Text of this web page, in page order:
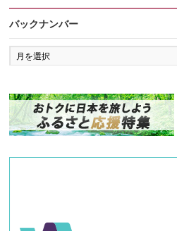
バックナンバー
バ
ッ
ン
バ
ー